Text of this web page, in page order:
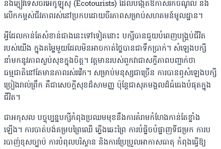
និងភ្ញៀវទេសចរអេកូឡូស៊ី (Ecotourists) ដែលបង្កើតឱកាសរកចំណូល និង
លើកកម្ពស់ជីវភាពរស់នៅប្រកបដោយចីរភាពសម្រាប់សហគមន៍មូលដ្ឋាន។
អ្វីដែលកាន់តែសំខាន់ជាងនេះទៅទៀតនោះ បក្សីបានជួយបំពេញបង្គ្រប់ជីវិត
របស់យើង ក្នុងតម្លៃមួយដែលមិនអាចកាត់ថ្លៃបានជាទឹកប្រាក់។ សំឡេងបក្សី
នាំមកនូវភាពស្ងប់សុខក្នុងចិត្ត។ វត្តមានរបស់ពួកវាជាសក្ខីភាពបញ្ជាក់ថា
ធម្មជាតិនៅតែមានភាពរស់រវើក។ សម្រាប់មនុស្សជាច្រើន ការបានឮសំឡេងបក្សី
ច្រៀងរាល់ព្រឹក គឺជាសេចក្តីសុខដ៏សាមញ្ញ ប៉ុន្តែជាសុភមង្គលដ៏ធំធេងបំផុតក្នុង
ជីវិត។
ជាអកុសល បច្ចុប្បន្នបក្សីកំពុងប្រឈមមុខនឹងការគំរាមកំហែងកាន់តែខ្លាំង
ឡើង។ ការបាត់បង់គម្របព្រៃឈើ ភ្លើងឆេះព្រៃ ការបំផ្លិចបំផ្លាញទីជម្រក ការប
របាញ់ខុសច្បាប់ ការបំពុលបរិស្ថាន និងការប្រែប្រួលអាកាសធាតុ កំពុងធ្វើឱ្យ